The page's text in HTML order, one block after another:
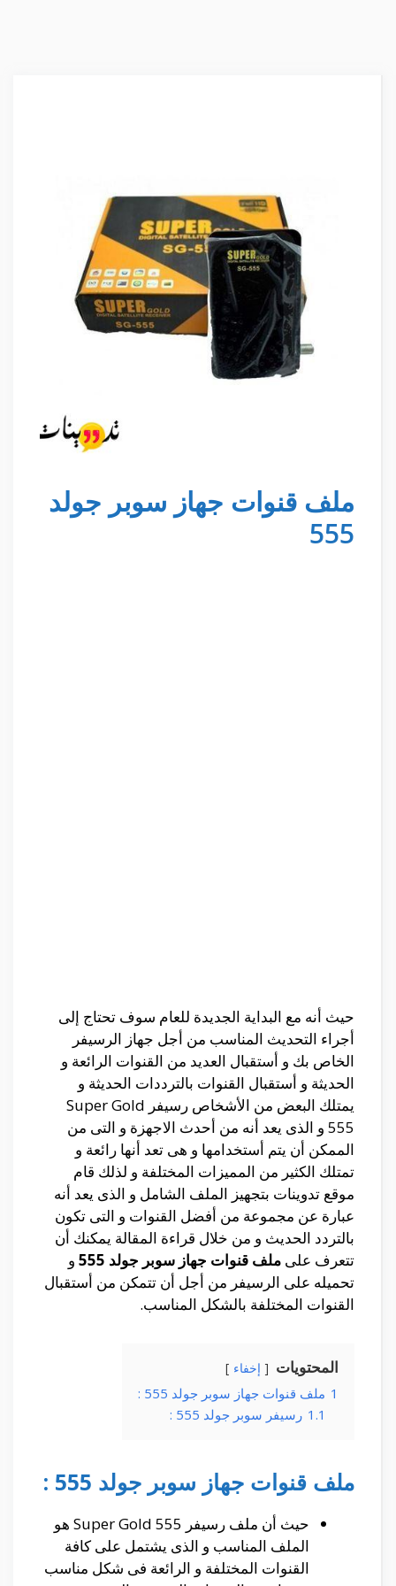
ملف قنوات جهاز سوبر جولد
555
حيث أنه مع البداية الجديدة للعام سوف تحتاج إلى
أجراء التحديث المناسب من أجل جهاز الرسيفر
الخاص بك و أستقبال العديد من القنوات الرائعة و
الحديثة و أستقبال القنوات بالترددات الحديثة و
يمتلك البعض من الأشخاص رسيفر Super Gold
555 و الذى يعد أنه من أحدث الاجهزة و التى من
الممكن أن يتم أستخدامها و هى تعد أنها رائعة و
تمتلك الكثير من المميزات المختلفة و لذلك قام
موقع تدوينات بتجهيز الملف الشامل و الذى يعد أنه
عبارة عن مجموعة من أفضل القنوات و التى تكون
بالتردد الحديث و من خلال قراءة المقالة يمكنك أن
تتعرف على ملف قنوات جهاز سوبر جولد 555
و
تحميله على الرسيفر من أجل أن تتمكن من أستقبال
القنوات المختلفة بالشكل المناسب.
المحتويات إخفاء
1 ملف قنوات جهاز سوبر جولد 555 :
1.1 رسيفر سوبر جولد 555 :
ملف قنوات جهاز سوبر جولد 555 :
حيث أن ملف رسيفر Super Gold 555 هو
الملف المناسب و الذى يشتمل على كافة
القنوات المختلفة و الرائعة فى شكل مناسب